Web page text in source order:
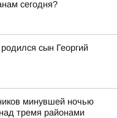
сегодня?
сын Георгий
минувшей ночью
тремя районами